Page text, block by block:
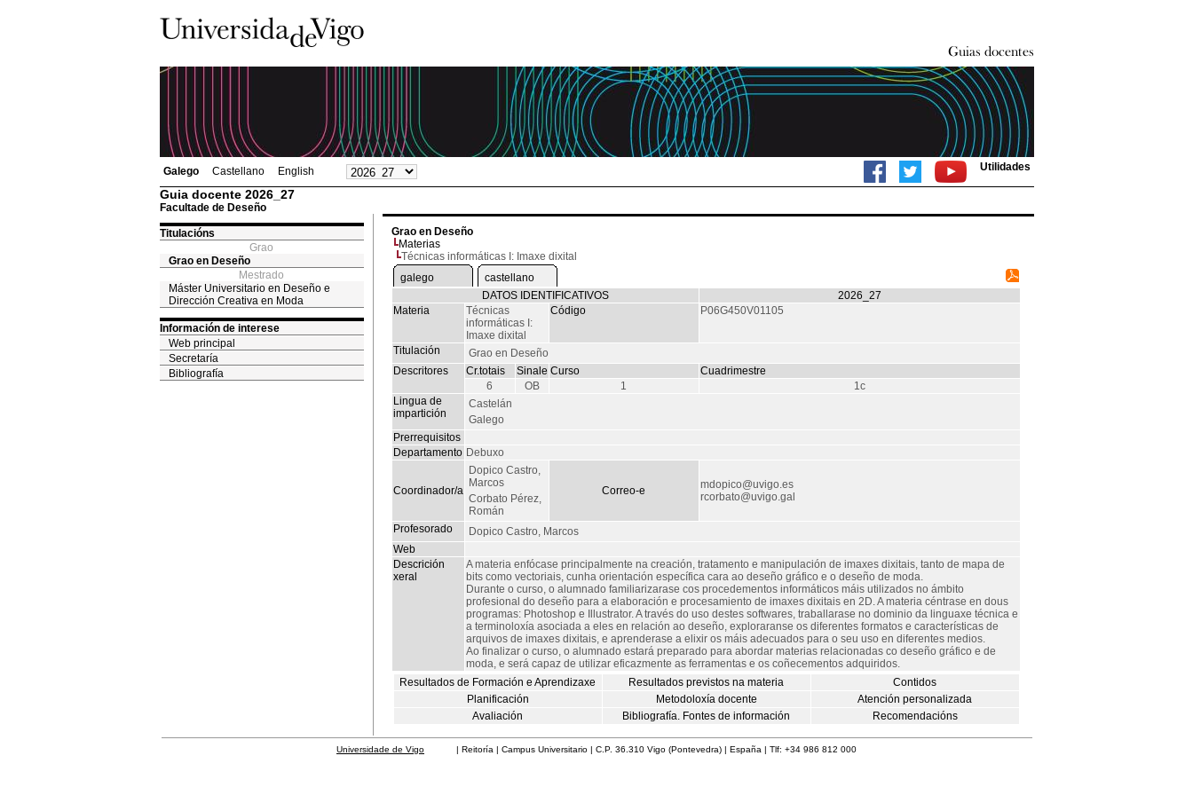
Galego Castellano English Utilidades
Guia docente 2026_27
Facultade de Deseño
Titulacións
Grao
Grao en Deseño
Mestrado
Máster Universitario en Deseño e
Dirección Creativa en Moda
Información de interese
Web principal
Secretaría
Bibliografía
Grao en Deseño
Materias
Técnicas informáticas I: Imaxe dixital
galego
castellano
DATOS IDENTIFICATIVOS
2026_27
Materia
Técnicas
informáticas I:
Imaxe dixital
Código P06G450V01105
Titulación
Grao en Deseño
Descritores
Cr.totais Sinale Curso
Cuadrimestre
6
OB 1
1c
Lingua de
impartición
Castelán
Galego
Prerrequisitos
Departamento Debuxo
Coordinador/a
Dopico Castro,
Marcos
Corbato Pérez,
Román
Correo-e
mdopico@uvigo.es
rcorbato@uvigo.gal
Profesorado
Dopico Castro, Marcos
Web
Descrición
xeral
A materia enfócase principalmente na creación, tratamento e manipulación de imaxes dixitais, tanto de mapa de
bits como vectoriais, cunha orientación específica cara ao deseño gráfico e o deseño de moda.
Durante o curso, o alumnado familiarizarase cos procedementos informáticos máis utilizados no ámbito
profesional do deseño para a elaboración e procesamiento de imaxes dixitais en 2D. A materia céntrase en dous
programas: Photoshop e Illustrator. A través do uso destes softwares, traballarase no dominio da linguaxe técnica e
a terminoloxía asociada a eles en relación ao deseño, exploraranse os diferentes formatos e características de
arquivos de imaxes dixitais, e aprenderase a elixir os máis adecuados para o seu uso en diferentes medios.
Ao finalizar o curso, o alumnado estará preparado para abordar materias relacionadas co deseño gráfico e de
moda, e será capaz de utilizar eficazmente as ferramentas e os coñecementos adquiridos.
Resultados de Formación e Aprendizaxe
Resultados previstos na materia
Contidos
Planificación
Metodoloxía docente
Atención personalizada
Avaliación
Bibliografía. Fontes de información Recomendacións
Universidade de Vigo | Reitoría | Campus Universitario | C.P. 36.310 Vigo (Pontevedra) | España | Tlf: +34 986 812 000